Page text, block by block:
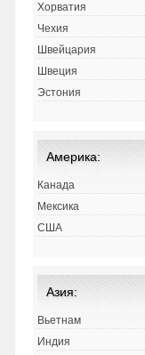
Хорватия
Чехия
Швейцария
Швеция
Эстония
Америка:
Канада
Мексика
США
Азия:
Вьетнам
Индия